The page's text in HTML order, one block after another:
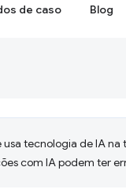
de caso Blog
tecnologia de IA
com IA podem ter